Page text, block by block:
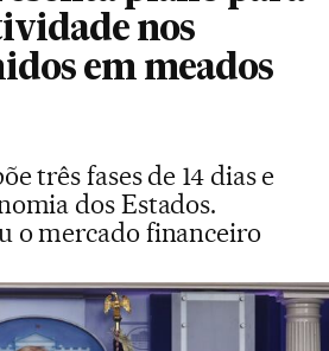
nos
em meados
três fases de 14 dias e
dos Estados.
o mercado financeiro